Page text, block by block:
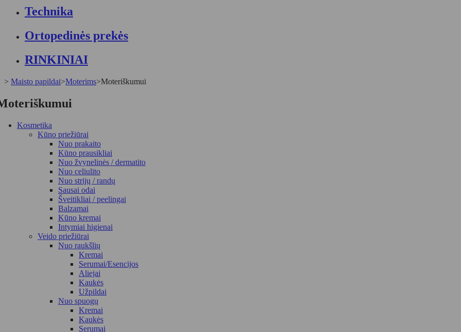
Technika
Ortopedinės prekės
RINKINIAI
> Maisto papildai>Moterims>Moteriškumui
Kosmetika
Kūno priežiūrai
Nuo prakaito
Kūno prausikliai
Nuo žvynelinės / dermatito
Nuo celiulito
Nuo strijų / randų
Sausai odai
Šveitikliai / peelingai
Balzamai
Kūno kremai
Intymiai higienai
Veido priežiūrai
Nuo raukšlių
Kremai
Serumai/Esencijos
Aliejai
Kaukės
Užpildai
Nuo spuogų
Kremai
Kaukės
Serumai